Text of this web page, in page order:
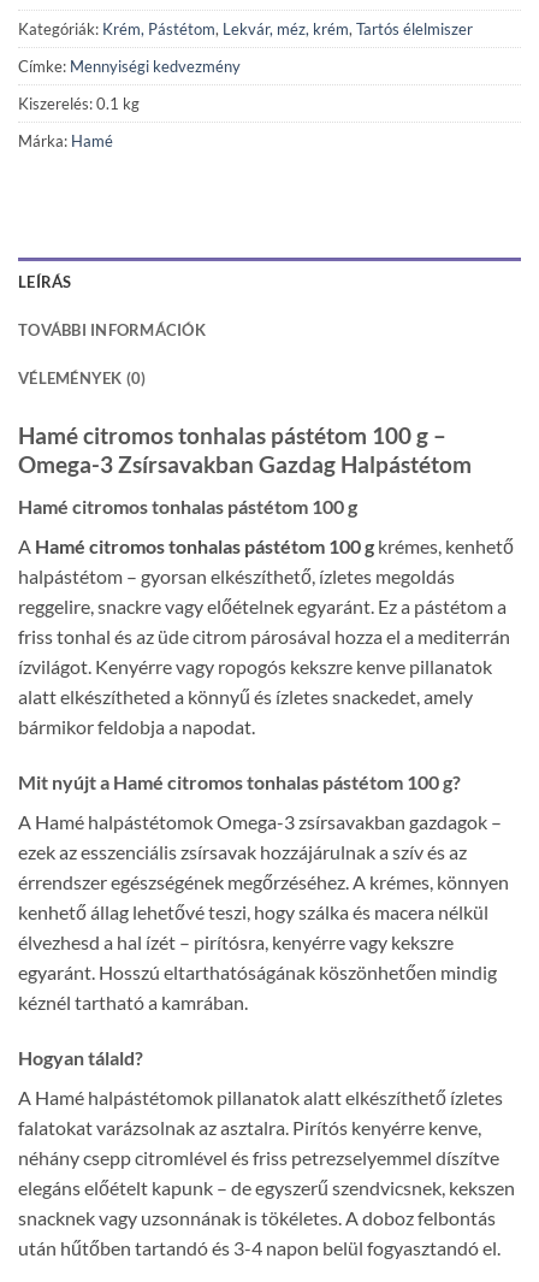
Kategóriák: Krém, Pástétom, Lekvár, méz, krém, Tartós élelmiszer
Címke: Mennyiségi kedvezmény
Kiszerelés: 0.1 kg
Márka: Hamé
LEÍRÁS
TOVÁBBI INFORMÁCIÓK
VÉLEMÉNYEK (0)
Hamé citromos tonhalas pástétom 100 g –
Omega-3 Zsírsavakban Gazdag Halpástétom
Hamé citromos tonhalas pástétom 100 g
A Hamé citromos tonhalas pástétom 100 g krémes, kenhető
halpástétom – gyorsan elkészíthető, ízletes megoldás
reggelire, snackre vagy előételnek egyaránt. Ez a pástétom a
friss tonhal és az üde citrom párosával hozza el a mediterrán
ízvilágot. Kenyérre vagy ropogós kekszre kenve pillanatok
alatt elkészítheted a könnyű és ízletes snackedet, amely
bármikor feldobja a napodat.
Mit nyújt a Hamé citromos tonhalas pástétom 100 g?
A Hamé halpástétomok Omega-3 zsírsavakban gazdagok –
ezek az esszenciális zsírsavak hozzájárulnak a szív és az
érrendszer egészségének megőrzéséhez. A krémes, könnyen
kenhető állag lehetővé teszi, hogy szálka és macera nélkül
élvezhesd a hal ízét – pirítósra, kenyérre vagy kekszre
egyaránt. Hosszú eltarthatóságának köszönhetően mindig
kéznél tartható a kamrában.
Hogyan tálald?
A Hamé halpástétomok pillanatok alatt elkészíthető ízletes
falatokat varázsolnak az asztalra. Pirítós kenyérre kenve,
néhány csepp citromlével és friss petrezselyemmel díszítve
elegáns előételt kapunk – de egyszerű szendvicsnek, kekszen
snacknek vagy uzsonnának is tökéletes. A doboz felbontás
után hűtőben tartandó és 3-4 napon belül fogyasztandó el.